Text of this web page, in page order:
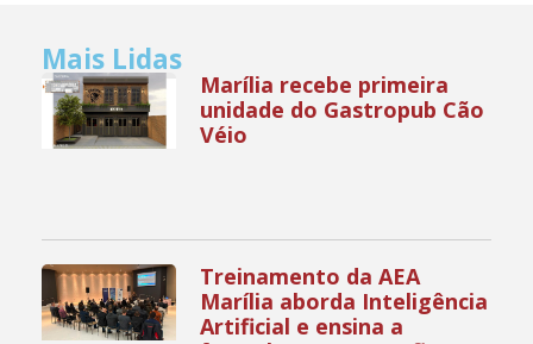
Mais Lidas
Marília recebe primeira
unidade do Gastropub Cão
Véio
Treinamento da AEA
Marília aborda Inteligência
Artificial e ensina a